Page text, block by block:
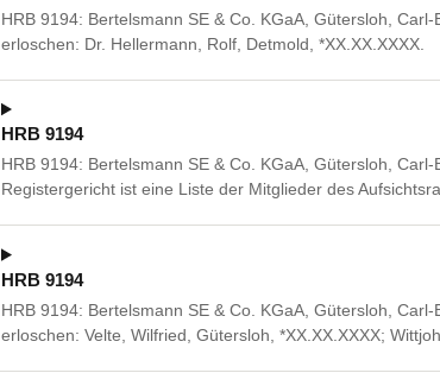
HRB 9194: Bertelsmann SE & Co. KGaA, Gütersloh,
erloschen: Dr. Hellermann, Rolf, Detmold, *XX.XX.XXXX.
HRB 9194
HRB 9194: Bertelsmann SE & Co. KGaA, Gütersloh,
Registergericht ist eine Liste der Mitglieder des
HRB 9194
HRB 9194: Bertelsmann SE & Co. KGaA, Gütersloh,
erloschen: Velte, Wilfried, Gütersloh, *XX.XX.XXXX;